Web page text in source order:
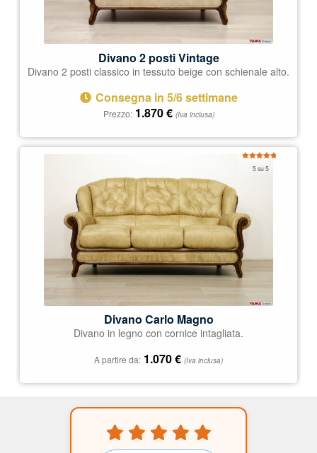
Divano 2 posti Vintage
Divano 2 posti classico in tessuto beige con schienale alto.
Consegna in 5/6 settimane
Prezzo: 1.870€ (Iva inclusa)
5 su 5
Divano Carlo Magno
Divano in legno con cornice intagliata.
A partire da: 1.070€ (Iva inclusa)